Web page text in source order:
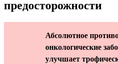
предосторожности
Абсолютное
онкологические
улучшает